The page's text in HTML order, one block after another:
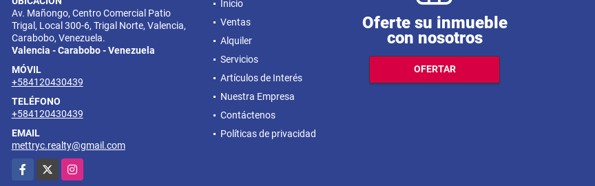
Av. Mañongo, Centro Comercial Patio
Trigal, Local 300-6, Trigal Norte, Valencia,
Carabobo, Venezuela.
Valencia - Carabobo - Venezuela
MÓVIL
+584120430439
TELÉFONO
+584120430439
EMAIL
mettryc.realty@gmail.com
Facebook
Instagram
Inicio
Ventas
Alquiler
Servicios
Artículos de Interés
Nuestra Empresa
Contáctenos
Políticas de privacidad
Oferte su inmueble
con nosotros
OFERTAR